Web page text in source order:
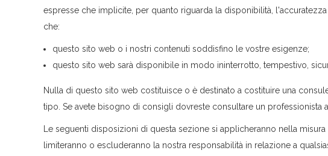
espresse che implicite, per quanto riguarda la disponibilità,
che:
questo sito web o i nostri contenuti soddisfino le vostre esigenze;
questo sito web sarà disponibile in modo ininterrotto, tempestivo,
Nulla di questo sito web costituisce o è destinato a costituire una
tipo. Se avete bisogno di consigli dovreste consultare un professionista
Le seguenti disposizioni di questa sezione si applicheranno nella
limiteranno o escluderanno la nostra responsabilità in relazione a